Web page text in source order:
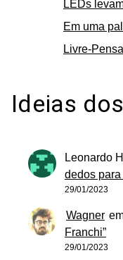
LEDs
Em uma
Livre-
Ideias
Leonardo
dedos
29/01/2023
Wagner
Franchi”
29/01/2023